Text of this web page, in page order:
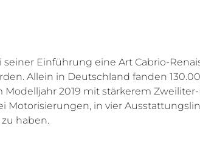
seiner Einführung eine Art Cabrio-
Allein in Deutschland fanden
2019 mit stärkerem
Motorisierungen, in vier
zu haben.